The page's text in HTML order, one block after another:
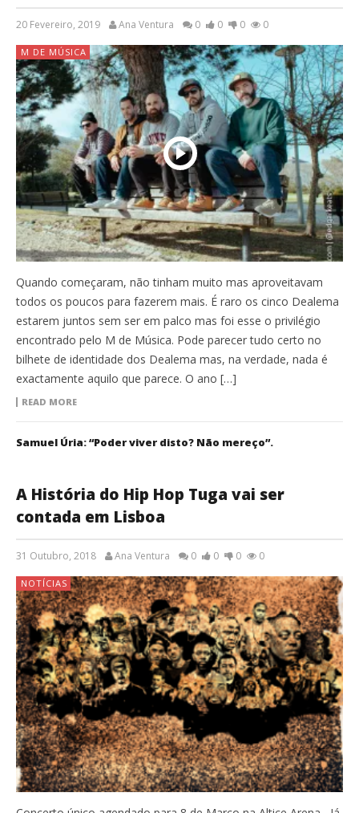
20 Fevereiro, 2019 Ana Ventura 0 0 0 0
M DE MÚSICA
Quando começaram, não tinham muito mas aproveitavam
todos os poucos para fazerem mais. É raro os cinco Dealema
estarem juntos sem ser em palco mas foi esse o privilégio
encontrado pelo M de Música. Pode parecer tudo certo no
bilhete de identidade dos Dealema mas, na verdade, nada é
exactamente aquilo que parece. O ano […]
READ MORE
Samuel Úria: “Poder viver disto? Não mereço”.
A História do Hip Hop Tuga vai ser
contada em Lisboa
31 Outubro, 2018 Ana Ventura 0 0 0 0
NOTÍCIAS